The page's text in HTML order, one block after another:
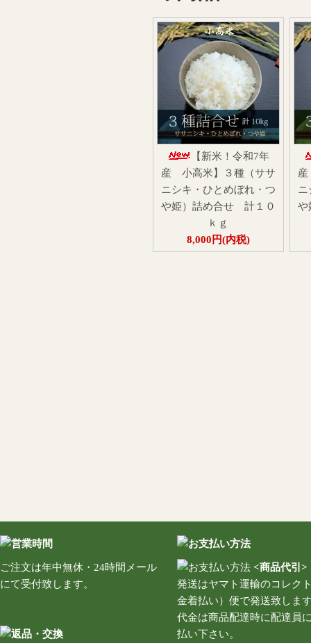
【新米！令和7年
産 小高米】３種（ササ
ニシキ・ひとめぼれ・つ
や姫）詰め合せ 計１０
ｋｇ
8,000円(内税)
ニ
や
ご注文は年中無休・24時間メール
にて受付致します。
<商品代引>
発送はヤマト運輸のコレク
金着払い）便で発送致しま
代金は商品配達時に配達員
払い下さい。